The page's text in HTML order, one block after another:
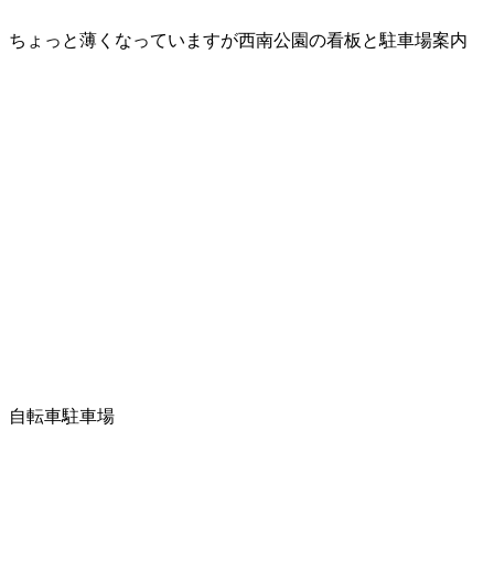
ちょっと薄くなっていますが西南公園の看板と駐車場案内
自転車駐車場